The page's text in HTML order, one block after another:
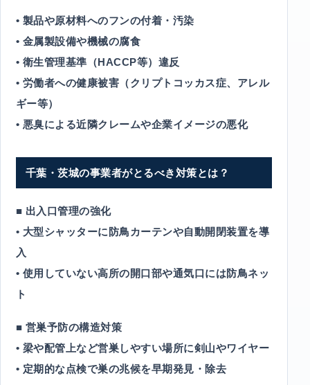
• 製品や原材料へのフンの付着・汚染
• 金属製設備や機械の腐食
• 衛生管理基準（HACCP等）違反
• 労働者への健康被害（クリプトコッカス症、アレル
ギー等）
• 悪臭による近隣クレームや企業イメージの悪化
千葉・茨城の事業者がとるべき対策とは？
■ 出入口管理の強化
• 大型シャッターに防鳥カーテンや自動開閉装置を導
入
• 使用していない高所の開口部や通気口には防鳥ネッ
ト
■ 営巣予防の構造対策
• 梁や配管上など営巣しやすい場所に剣山やワイヤー
• 定期的な点検で巣の兆候を早期発見・除去